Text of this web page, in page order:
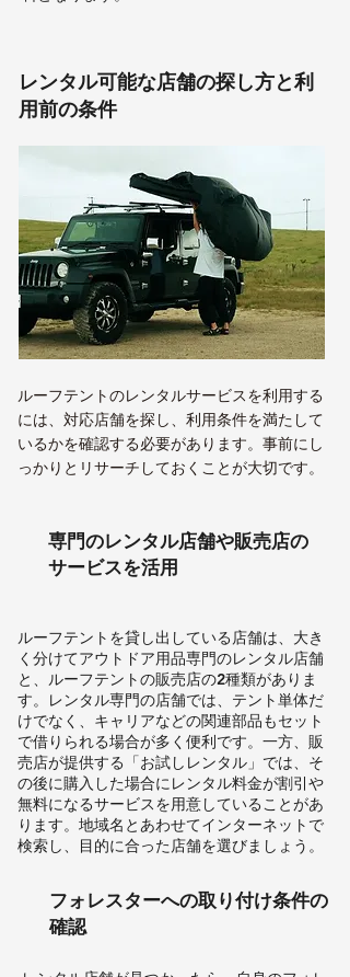
レンタル可能な店舗の探し方と利
用前の条件
ルーフテントのレンタルサービスを利用する
には、対応店舗を探し、利用条件を満たして
いるかを確認する必要があります。事前にし
っかりとリサーチしておくことが大切です。
専門のレンタル店舗や販売店の
サービスを活用
ルーフテントを貸し出している店舗は、大き
く分けてアウトドア用品専門のレンタル店舗
と、ルーフテントの販売店の2種類がありま
す。レンタル専門の店舗では、テント単体だ
けでなく、キャリアなどの関連部品もセット
で借りられる場合が多く便利です。一方、販
売店が提供する「お試しレンタル」では、そ
の後に購入した場合にレンタル料金が割引や
無料になるサービスを用意していることがあ
ります。地域名とあわせてインターネットで
検索し、目的に合った店舗を選びましょう。
フォレスターへの取り付け条件の
確認